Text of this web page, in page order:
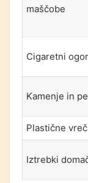
maščobe
Cigaretni
Kamenje in
Plastične
Iztrebki